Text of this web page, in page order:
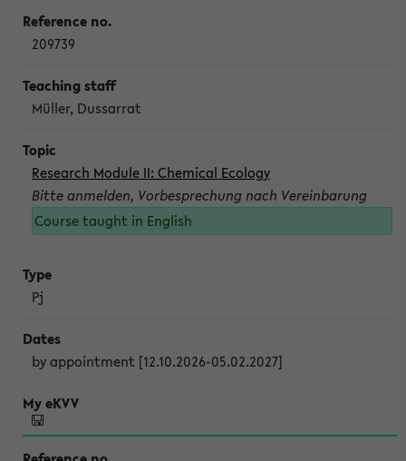
209739
Müller, Dussarrat
Research Module II: Chemical Ecology
Bitte anmelden, Vorbesprechung nach Vereinbarung
Course taught in English
Pj
by appointment [12.10.2026-05.02.2027]